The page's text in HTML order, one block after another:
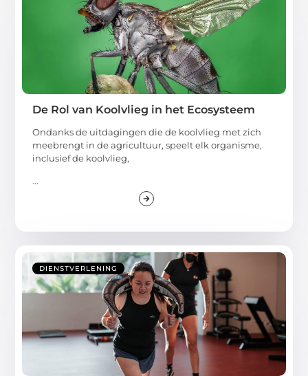
De Rol van Koolvlieg in het Ecosysteem
Ondanks de uitdagingen die de koolvlieg met zich
meebrengt in de agricultuur, speelt elk organisme,
inclusief de koolvlieg,
...
DIENSTVERLENING